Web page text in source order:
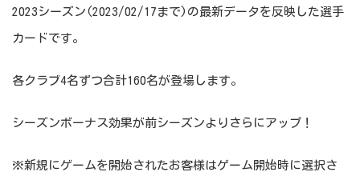
2023シーズン(2023/02/17まで)の最新データを反映した選手
カードです。
各クラブ4名ずつ合計160名が登場します。
シーズンボーナス効果が前シーズンよりさらにアップ！
※新規にゲームを開始されたお客様はゲーム開始時に選択さ